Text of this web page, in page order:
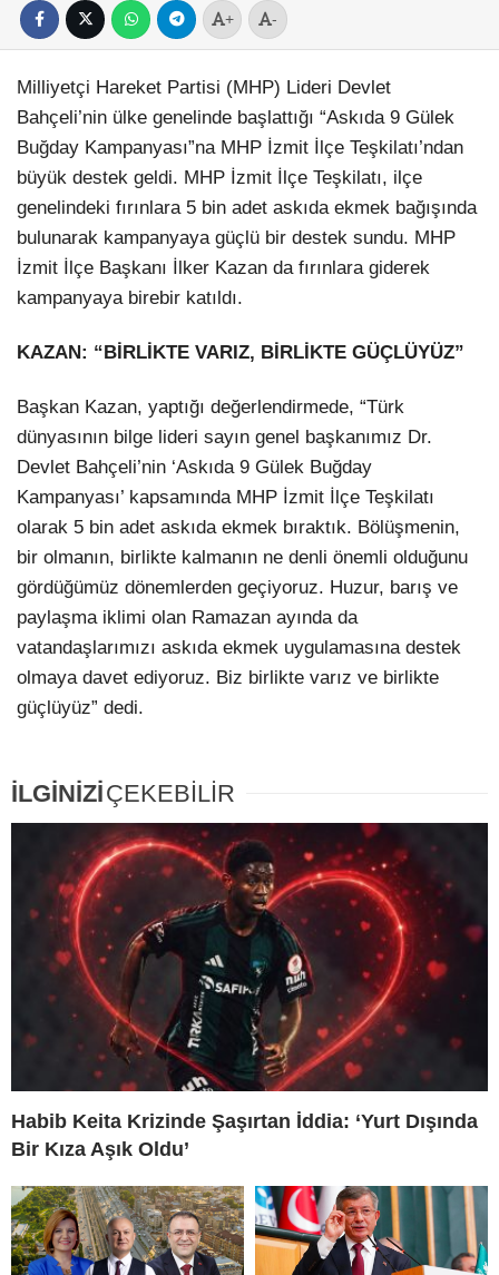
+ -
Milliyetçi Hareket Partisi (MHP) Lideri Devlet
Bahçeli’nin ülke genelinde başlattığı “Askıda 9 Gülek
Buğday Kampanyası”na MHP İzmit İlçe Teşkilatı’ndan
büyük destek geldi. MHP İzmit İlçe Teşkilatı, ilçe
genelindeki fırınlara 5 bin adet askıda ekmek bağışında
bulunarak kampanyaya güçlü bir destek sundu. MHP
İzmit İlçe Başkanı İlker Kazan da fırınlara giderek
kampanyaya birebir katıldı.
KAZAN: “BİRLİKTE VARIZ, BİRLİKTE GÜÇLÜYÜZ”
Başkan Kazan, yaptığı değerlendirmede, “Türk
dünyasının bilge lideri sayın genel başkanımız Dr.
Devlet Bahçeli’nin ‘Askıda 9 Gülek Buğday
Kampanyası’ kapsamında MHP İzmit İlçe Teşkilatı
olarak 5 bin adet askıda ekmek bıraktık. Bölüşmenin,
bir olmanın, birlikte kalmanın ne denli önemli olduğunu
gördüğümüz dönemlerden geçiyoruz. Huzur, barış ve
paylaşma iklimi olan Ramazan ayında da
vatandaşlarımızı askıda ekmek uygulamasına destek
olmaya davet ediyoruz. Biz birlikte varız ve birlikte
güçlüyüz” dedi.
İLGİNİZİÇEKEBİLİR
Habib Keita Krizinde Şaşırtan İddia: ‘Yurt Dışında
Bir Kıza Aşık Oldu’